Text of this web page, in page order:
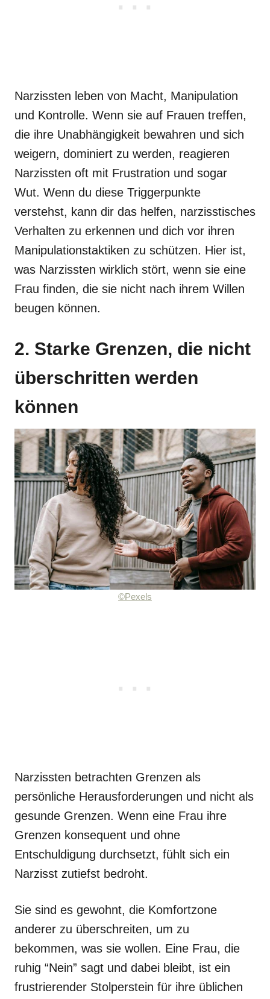
Narzissten leben von Macht, Manipulation
und Kontrolle. Wenn sie auf Frauen treffen,
die ihre Unabhängigkeit bewahren und sich
weigern, dominiert zu werden, reagieren
Narzissten oft mit Frustration und sogar
Wut. Wenn du diese Triggerpunkte
verstehst, kann dir das helfen, narzisstisches
Verhalten zu erkennen und dich vor ihren
Manipulationstaktiken zu schützen. Hier ist,
was Narzissten wirklich stört, wenn sie eine
Frau finden, die sie nicht nach ihrem Willen
beugen können.
2. Starke Grenzen, die nicht
überschritten werden
können
©Pexels
Narzissten betrachten Grenzen als
persönliche Herausforderungen und nicht als
gesunde Grenzen. Wenn eine Frau ihre
Grenzen konsequent und ohne
Entschuldigung durchsetzt, fühlt sich ein
Narzisst zutiefst bedroht.
Sie sind es gewohnt, die Komfortzone
anderer zu überschreiten, um zu
bekommen, was sie wollen. Eine Frau, die
ruhig “Nein” sagt und dabei bleibt, ist ein
frustrierender Stolperstein für ihre üblichen